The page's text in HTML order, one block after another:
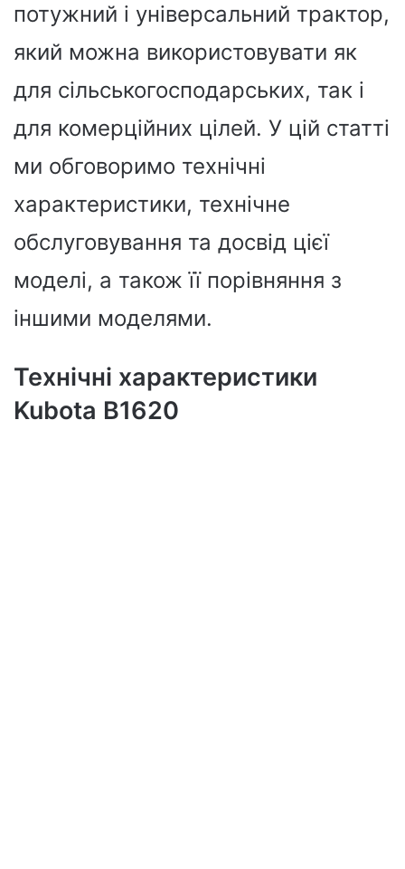
потужний і універсальний трактор,
який можна використовувати як
для сільськогосподарських, так і
для комерційних цілей. У цій статті
ми обговоримо технічні
характеристики, технічне
обслуговування та досвід цієї
моделі, а також її порівняння з
іншими моделями.
Технічні характеристики
Kubota B1620